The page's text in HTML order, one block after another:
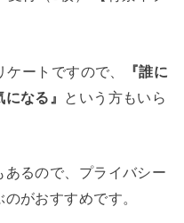
ートですので、
『誰に
なる』 という方もいら
るので、プライバシー
がおすすめです。